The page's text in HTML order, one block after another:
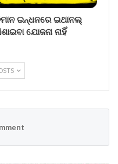
ଇନ୍ଧନରେ ଇଥାନଲ୍
ଯୋଜନା ନାହିଁ